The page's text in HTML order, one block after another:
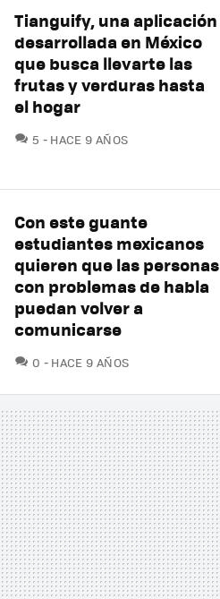
Tianguify, una aplicación
desarrollada en México
que busca llevarte las
frutas y verduras hasta
el hogar
5 COMENTARIOS
HACE 9 AÑOS
Con este guante
estudiantes mexicanos
quieren que las personas
con problemas de habla
puedan volver a
comunicarse
0 COMENTARIOS
HACE 9 AÑOS